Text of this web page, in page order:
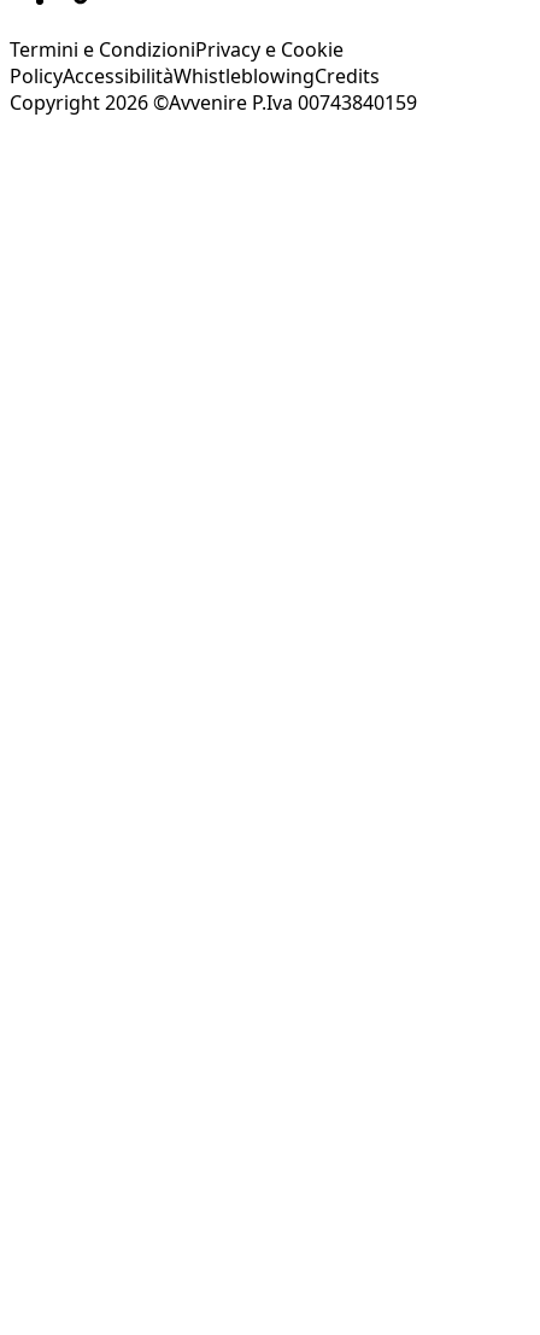
Termini e CondizioniPrivacy e Cookie
PolicyAccessibilitàWhistleblowingCredits
Copyright 2026 ©Avvenire P.Iva 00743840159